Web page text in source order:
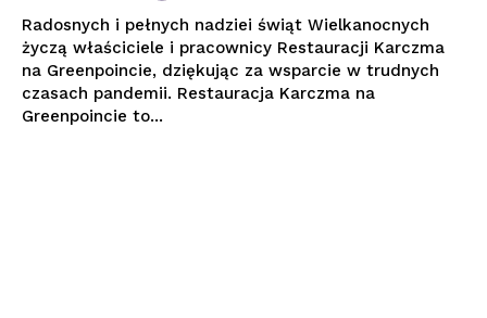
Radosnych i pełnych nadziei świąt Wielkanocnych
życzą właściciele i pracownicy Restauracji Karczma
na Greenpoincie, dziękując za wsparcie w trudnych
czasach pandemii. Restauracja Karczma na
Greenpoincie to...